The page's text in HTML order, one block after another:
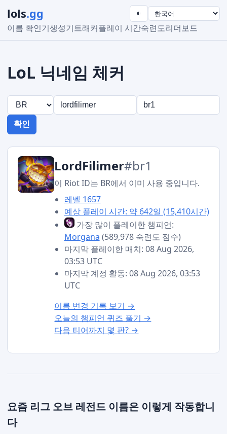
lols.gg
이름 확인기생성기트래커플레이 시간숙련도리더보드
◐
LoL 닉네임 체커
확인
LordFilimer#br1
이 Riot ID는 BR에서 이미 사용 중입니다.
레벨 1657
예상 플레이 시간: 약 642일 (15,410시간)
가장 많이 플레이한 챔피언:
Morgana (589,978 숙련도 점수)
마지막 플레이한 매치: 08 Aug 2026,
03:53 UTC
마지막 계정 활동: 08 Aug 2026, 03:53
UTC
이름 변경 기록 보기 →
오늘의 챔피언 퀴즈 풀기 →
다음 티어까지 몇 판? →
요즘 리그 오브 레전드 이름은 이렇게 작동합니
다